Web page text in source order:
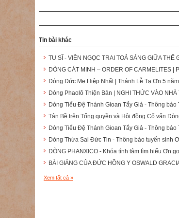
Tin bài khác
TU SĨ - VIÊN NGỌC TRAI TOẢ SÁNG GIỮA THẾ
DÒNG CÁT MINH – ORDER OF CARMELITES |
Dòng Đức Mẹ Hiệp Nhất | Thánh Lễ Tạ Ơn 5
Dòng Phaolô Thiện Bản | NGHI THỨC VÀO NHÀ
Dòng Tiểu Đệ Thánh Gioan Tẩy Giả - Thông
Tân Bề trên Tổng quyền và Hội đồng Cố vấn
Dòng Tiểu Đệ Thánh Gioan Tẩy Giả - Thông
Dòng Thừa Sai Đức Tin - Thông báo tuyển sinh
DÒNG PHANXICO - Khóa tình tâm tìm hiểu Ơn
BÀI GIẢNG CỦA ĐỨC HỒNG Y OSWALD
Xem tất cả »